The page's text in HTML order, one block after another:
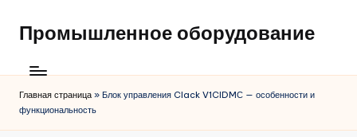
Промышленное оборудование
Главная страница » Блок управления Clack V1CIDMС — особенности и
функциональность